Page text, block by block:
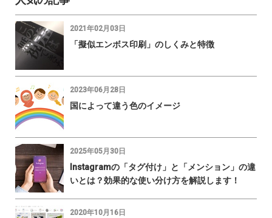
2021年02月03日
「擬似エンボス印刷」のしくみと特徴
2023年06月28日
国によって違う色のイメージ
2025年05月30日
Instagramの「タグ付け」と「メンション」の違
いとは？効果的な使い分け方を解説します！
2020年10月16日